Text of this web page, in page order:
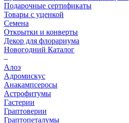
Подарочные сертификаты
Товары с уценкой
Семена
Открытки и конверты
Декор для флорариума
Новогодний Каталог
–
Алоэ
Адромискус
Анакампсеросы
Астрофитумы
Гастерии
Граптоверии
Граптопеталумы